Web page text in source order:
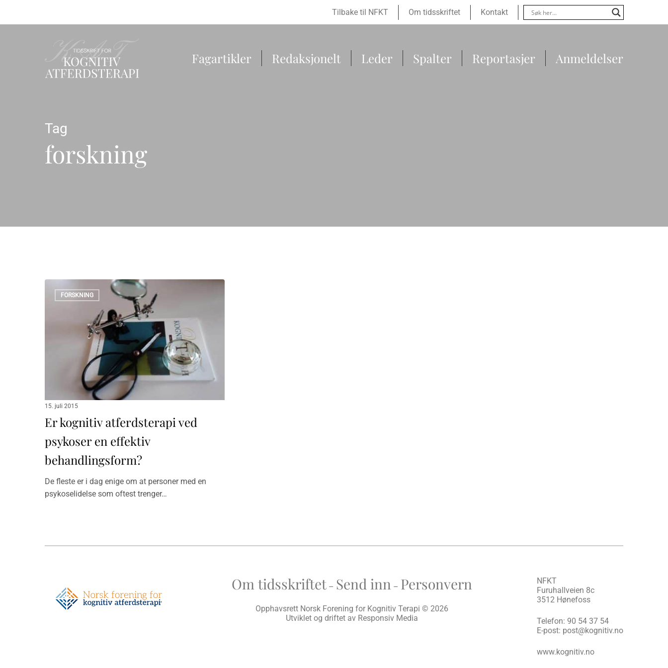
Tilbake til NFKT Om tidsskriftet Kontakt
Fagartikler Redaksjonelt Leder Spalter Reportasjer Anmeldelser
Tag
forskning
kognitiv
behandlingsform?
FORSKNING
15. juli 2015
Er kognitiv atferdsterapi ved
psykoser en effektiv
behandlingsform?
De fleste er i dag enige om at personer med en
psykoselidelse som oftest trenger…
Om tidsskriftet– Send inn – Personvern
Opphavsrett Norsk Forening for Kognitiv Terapi © 2026
Utviklet og driftet av Responsiv Media
NFKT
Furuhallveien 8c
3512 Hønefoss
Telefon: 90 54 37 54
E-post: post@kognitiv.no
www.kognitiv.no